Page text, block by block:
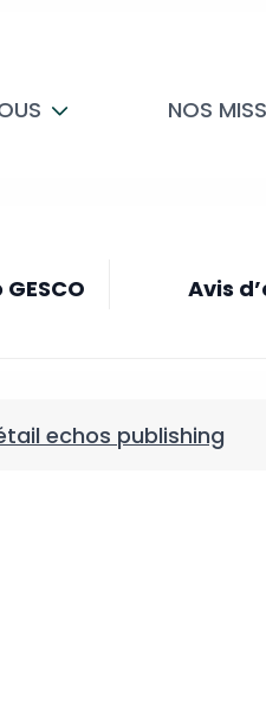
NOS
Avis
echos publishing